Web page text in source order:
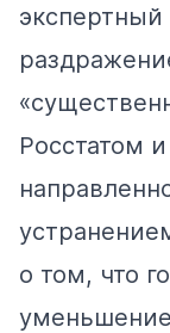
Росстатом
о том, что